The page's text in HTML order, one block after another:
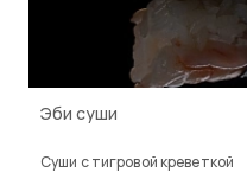
Эби суши
Cуши с тигровой креветкой